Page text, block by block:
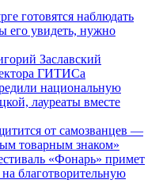
готовятся наблюдать
его увидеть, нужно
Заславский
ГИТИСа
национальную
лауреаты вместе
от самозванцев —
товарным знаком»
«Фонарь» примет
благотворительную